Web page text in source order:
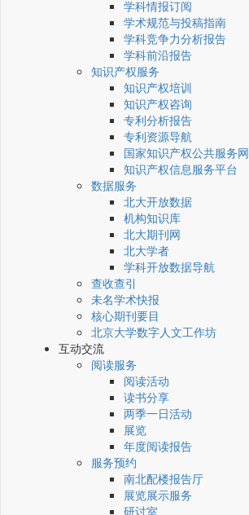
学科情报订阅
学术规范与投稿指南
学科竞争力分析报告
学科前沿报告
知识产权服务
知识产权培训
知识产权咨询
专利分析报告
专利资源导航
国家知识产权公共服务网
知识产权信息服务平台
数据服务
北大开放数据
机构知识库
北大期刊网
北大学者
学科开放数据导航
查收查引
未名学术快报
核心期刊要目
北京大学数字人文工作坊
互动交流
阅读服务
阅读活动
读书分享
两季一日活动
展览
年度阅读报告
服务预约
南北配楼报告厅
展览展示服务
研讨室